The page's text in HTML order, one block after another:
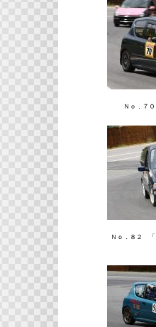
Ｎｏ．７
Ｎｏ．８２ 「